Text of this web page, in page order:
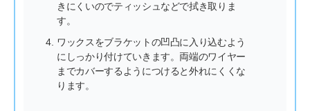
きにくいのでティッシュなどで拭き取りま
す。
ワックスをブラケットの凹凸に入り込むよう
にしっかり付けていきます。両端のワイヤー
までカバーするようにつけると外れにくくな
ります。